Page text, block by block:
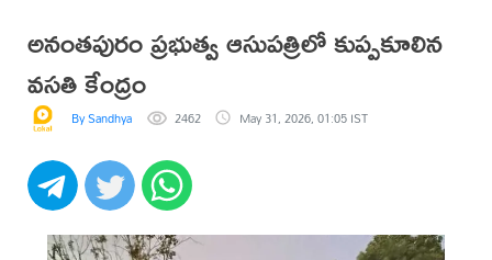
అనంతపురం ప్రభుత్వ ఆసుపత్రిలో కుప్పకూలిన
వసతి కేంద్రం
By Sandhya 2462 May 31, 2026, 01:05 IST